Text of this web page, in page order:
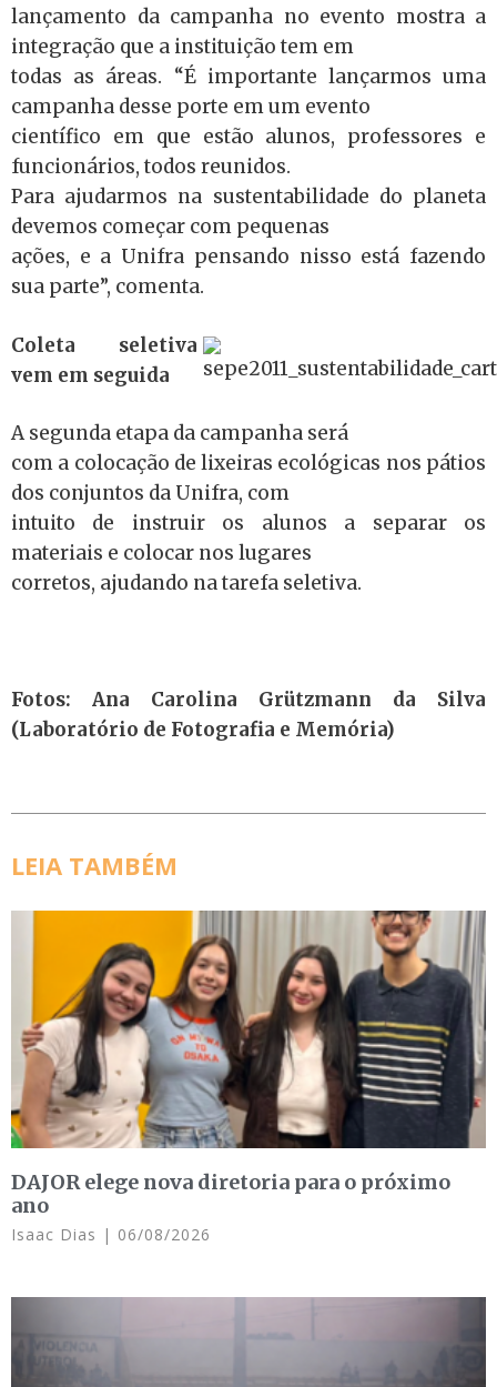
lançamento da campanha no evento mostra a
integração que a instituição tem em
todas as áreas. “É importante lançarmos uma
campanha desse porte em um evento
científico em que estão alunos, professores e
funcionários, todos reunidos.
Para ajudarmos na sustentabilidade do planeta
devemos começar com pequenas
ações, e a Unifra pensando nisso está fazendo
sua parte”, comenta.
Coleta seletiva
vem em seguida
A segunda etapa da campanha será
com a colocação de lixeiras ecológicas nos pátios
dos conjuntos da Unifra, com
intuito de instruir os alunos a separar os
materiais e colocar nos lugares
corretos, ajudando na tarefa seletiva.
Fotos: Ana Carolina Grützmann da Silva
(Laboratório de Fotografia e Memória)
LEIA TAMBÉM
DAJOR elege nova diretoria para o próximo
ano
Isaac Dias 06/08/2026